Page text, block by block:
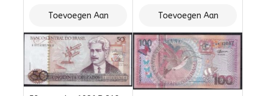
Toevoegen Aan
Winkelwagen
Toevoegen Aan
Winkelwagen